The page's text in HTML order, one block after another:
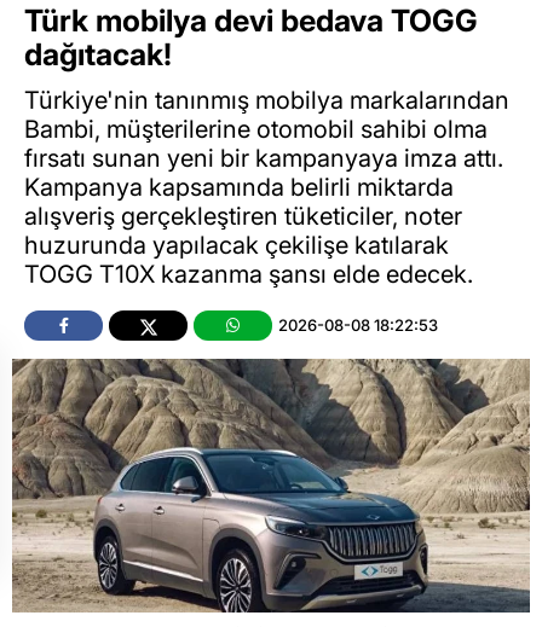
Türk mobilya devi bedava TOGG
dağıtacak!
Türkiye'nin tanınmış mobilya markalarından
Bambi, müşterilerine otomobil sahibi olma
fırsatı sunan yeni bir kampanyaya imza attı.
Kampanya kapsamında belirli miktarda
alışveriş gerçekleştiren tüketiciler, noter
huzurunda yapılacak çekilişe katılarak
TOGG T10X kazanma şansı elde edecek.
2026-08-08 18:22:53